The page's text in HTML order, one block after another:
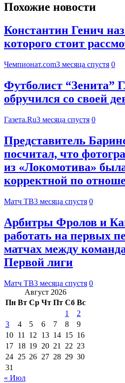
Похожие новости
Константин Генич
которого стоит
Чемпионат.com3 месяца спустя 0
Футболист “Зенита”
обручился со своей
Газета.Ru3 месяца спустя 0
Представитель
посчитал, что
из «Локомотива»
корректной по
Матч ТВ3 месяца спустя 0
Арбитры Фролов и
работать на первых
матчах между
Первой лиги
Матч ТВ3 месяца спустя 0
Август 2026
Пн Вт Ср Чт Пт Сб Вс
1
2
3
4 5 6 7 8
9
10 11 12 13 14 15 16
17 18 19 20 21 22 23
24 25 26 27 28 29 30
31
« Июл